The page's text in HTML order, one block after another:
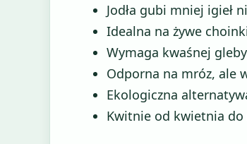
Jodła gubi mniej igieł
Idealna na żywe
Wymaga kwaśnej
Odporna na mróz, ale
Ekologiczna
Kwitnie od kwietnia